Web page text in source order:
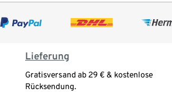
Lieferung
Gratisversand ab 29 € & kostenlose
Rücksendung.